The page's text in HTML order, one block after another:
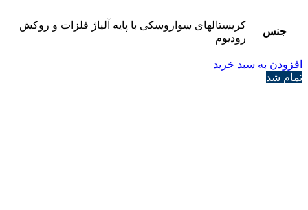
جنس
کریستالهای سواروسکی با پایه آلیاژ فلزات و روکش
رودیوم
افزودن به سبد خرید
تمام شد